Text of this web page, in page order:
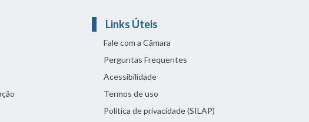
Links Úteis
Fale com a Câmara
Perguntas Frequentes
Acessibilidade
Termos de uso
Política de privacidade (SILAP)